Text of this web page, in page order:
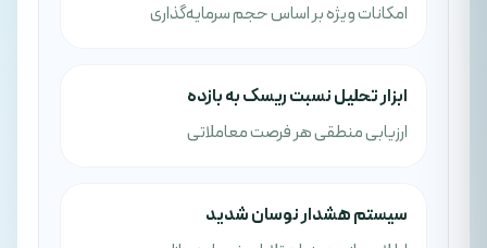
امکانات ویژه بر اساس حجم سرمایه‌گذاری
ابزار تحلیل نسبت ریسک به بازده
ارزیابی منطقی هر فرصت معاملاتی
سیستم هشدار نوسان شدید